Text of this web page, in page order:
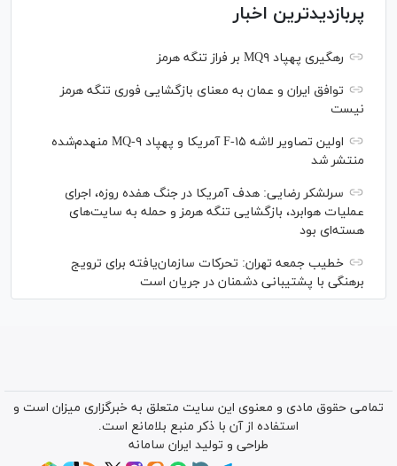
پربازدیدترین اخبار
رهگیری پهپاد MQ۹ بر فراز تنگه هرمز
توافق ایران و عمان به معنای بازگشایی فوری تنگه هرمز
نیست
اولین تصاویر لاشه F-۱۵ آمریکا و پهپاد MQ-۹ منهدم‌شده
منتشر شد
سرلشکر رضایی: هدف آمریکا در جنگ هفده روزه، اجرای
عملیات هوابرد، بازگشایی تنگه هرمز و حمله به سایت‌های
هسته‌ای بود
خطیب جمعه تهران: تحرکات سازمان‌یافته برای ترویج
برهنگی با پشتیبانی دشمنان در جریان است
تمامی حقوق مادی و معنوی این سایت متعلق به خبرگزاری میزان است و
استفاده از آن با ذکر منبع بلامانع است.
طراحی و تولید ایران سامانه